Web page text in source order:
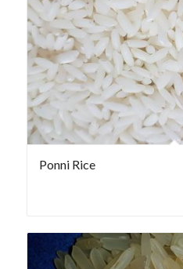
Ponni Rice